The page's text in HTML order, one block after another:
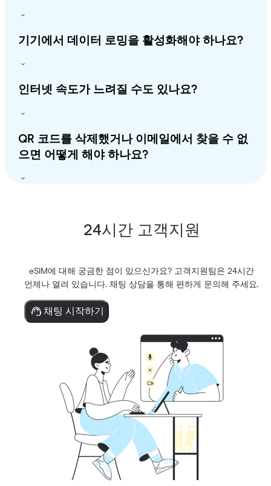
기기에서 데이터 로밍을 활성화해야 하나요?
인터넷 속도가 느려질 수도 있나요?
QR 코드를 삭제했거나 이메일에서 찾을 수 없
으면 어떻게 해야 하나요?
24시간 고객지원
eSIM에 대해 궁금한 점이 있으신가요? 고객지원팀은 24시간
언제나 열려 있습니다. 채팅 상담을 통해 편하게 문의해 주세요.
채팅 시작하기